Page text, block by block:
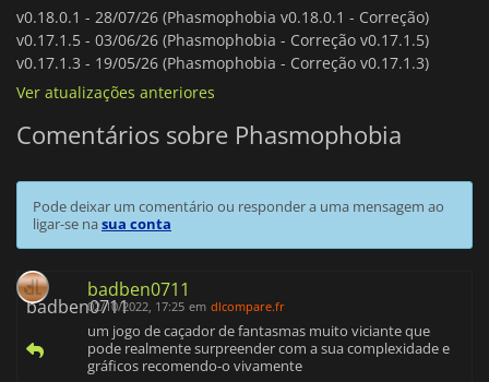
v0.18.0.1 - 28/07/26 (Phasmophobia v0.18.0.1 - Correção)
v0.17.1.5 - 03/06/26 (Phasmophobia - Correção v0.17.1.5)
v0.17.1.3 - 19/05/26 (Phasmophobia - Correção v0.17.1.3)
Ver atualizações anteriores
Comentários sobre Phasmophobia
Pode deixar um comentário ou responder a uma mensagem ao
ligar-se nasua conta
badben0711
02/10/2022, 17:25 em dlcompare.fr
um jogo de caçador de fantasmas muito viciante que
pode realmente surpreender com a sua complexidade e
gráficos recomendo-o vivamente